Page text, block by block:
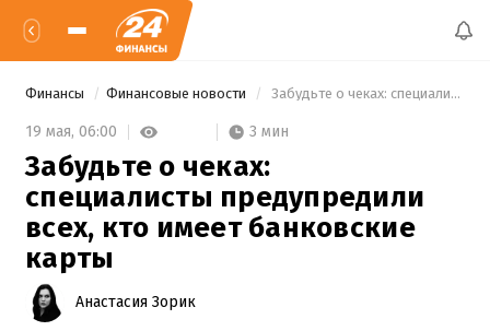
Финансы Финансовые новости Забудьте о чеках: специалисты предупредили всех, кто имеет банковские карты
19 мая, 06:00 3 мин
Забудьте о чеках:
специалисты предупредили
всех, кто имеет банковские
карты
Анастасия Зорик